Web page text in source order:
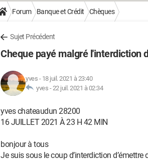
Forum Banque et Crédit Chèques
Sujet Précédent
Cheque payé malgré l'interdiction
yves - 18 juil. 2021 à 23:40
yves -22 juil. 2021 à 02:34
yves chateaudun 28200
16 JUILLET 2021 À 23 H 42 MIN
bonjour à tous
Je suis sous le coup d’interdiction